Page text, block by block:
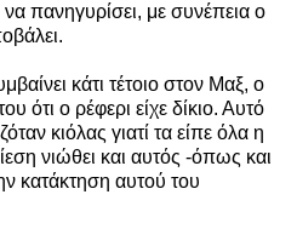
πανηγυρίσει, με συνέπεια ο
κάτι τέτοιο στον Μαξ, ο
ότι ο ρέφερι είχε δίκιο. Αυτό
κιόλας γιατί τα είπε όλα η
νιώθει και αυτός -όπως και
κατάκτηση αυτού του